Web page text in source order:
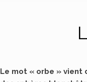
Le mot « orbe » vient